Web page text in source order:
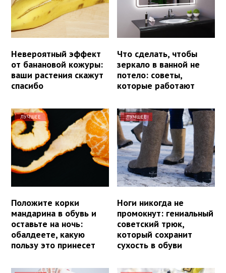
Невероятный эффект
от банановой кожуры:
ваши растения скажут
спасибо
Что сделать, чтобы
зеркало в ванной не
потело: советы,
которые работают
ЛУЧШЕЕ
Положите корки
мандарина в обувь и
оставьте на ночь:
обалдеете, какую
пользу это принесет
ЛУЧШЕЕ
Ноги никогда не
промокнут: гениальный
советский трюк,
который сохранит
сухость в обуви